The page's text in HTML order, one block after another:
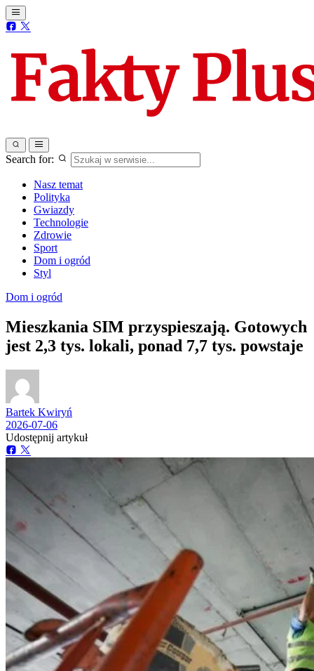
Search for:
Nasz temat
Polityka
Gwiazdy
Technologie
Zdrowie
Sport
Dom i ogród
Styl
Dom i ogród
Mieszkania SIM przyspieszają. Gotowych
jest 2,3 tys. lokali, ponad 7,7 tys. powstaje
Bartek Kwiryń
2026-07-06
Udostępnij artykuł